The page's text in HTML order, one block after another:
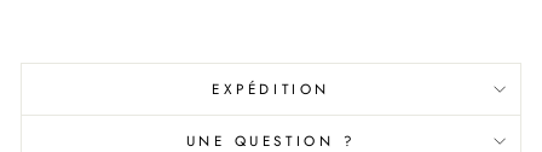
EXPÉDITION
UNE QUESTION ?